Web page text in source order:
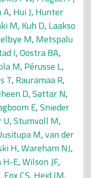
A, Hui J, Hunter
M, Kuh D, Laakso
M, Metspalu
I,Oostra BA,
M, Pérusse L,
T, Rauramaa R,
D,Sattar N,
E,Snieder
U,Stumvoll M,
M,van der
H,Wareham NJ,
H-E,Wilson JF,
, Fox CS, Heid IM,